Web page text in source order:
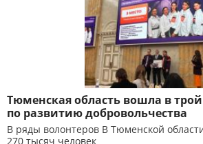
Тюменская область вошла в
по развитию добровольчества
В ряды волонтеров В Тюменской
270 тысяч человек